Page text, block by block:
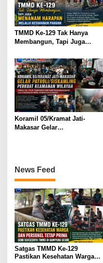
TMMD Ke-129 Tak Hanya
Membangun, Tapi Juga
Ketahanan Pangan
Koramil 05/Kramat Jati-
Makasar Gelar
News Feed
Satgas TMMD Ke-129
Pastikan Kesehatan Warga